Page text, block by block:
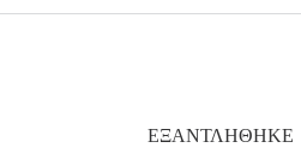
ΕΞΑΝΤΛΗΘΗΚΕ